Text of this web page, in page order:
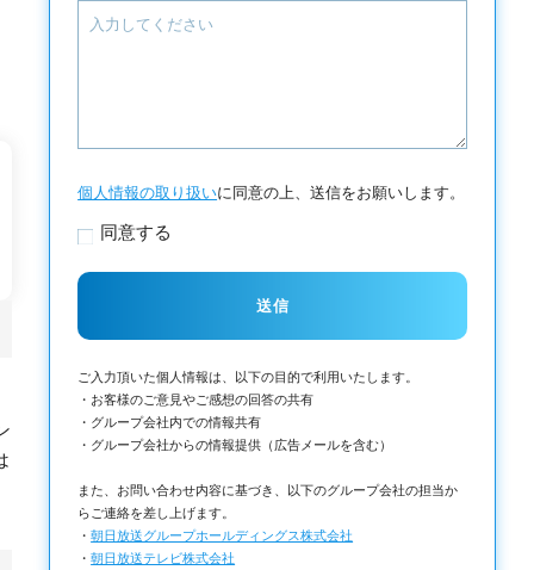
個人情報の取り扱いに同意の上、送信をお願いします。
同意する
ご入力頂いた個人情報は、以下の目的で利用いたします。
・お客様のご意見やご感想の回答の共有
・グループ会社内での情報共有
・グループ会社からの情報提供（広告メールを含む）
また、お問い合わせ内容に基づき、以下のグループ会社の担当か
らご連絡を差し上げます。
・朝日放送グループホールディングス株式会社
・朝日放送テレビ株式会社